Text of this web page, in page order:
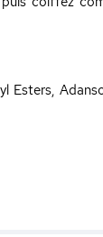
Esters,